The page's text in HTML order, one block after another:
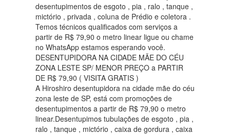
desentupimentos de esgoto , pia , ralo , tanque ,
mictório , privada , coluna de Prédio e coletora .
Temos técnicos qualificados com serviços a
partir de R$ 79,90 o metro linear ligue ou chame
no WhatsApp estamos esperando você.
DESENTUPIDORA NA CIDADE MÃE DO CÉU
ZONA LESTE SP/ MENOR PREÇO a PARTIR
DE R$ 79,90 ( VISITA GRATIS )
A Hiroshiro desentupidora na cidade mãe do céu
zona leste de SP, está com promoções de
desentupimentos a partir de R$ 79,90 o metro
linear.Desentupimos tubulações de esgoto , pia ,
ralo , tanque , mictório , caixa de gordura , caixa